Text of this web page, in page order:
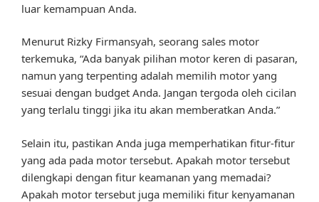
luar kemampuan Anda.
Menurut Rizky Firmansyah, seorang sales motor
terkemuka, “Ada banyak pilihan motor keren di pasaran,
namun yang terpenting adalah memilih motor yang
sesuai dengan budget Anda. Jangan tergoda oleh cicilan
yang terlalu tinggi jika itu akan memberatkan Anda.”
Selain itu, pastikan Anda juga memperhatikan fitur-fitur
yang ada pada motor tersebut. Apakah motor tersebut
dilengkapi dengan fitur keamanan yang memadai?
Apakah motor tersebut juga memiliki fitur kenyamanan